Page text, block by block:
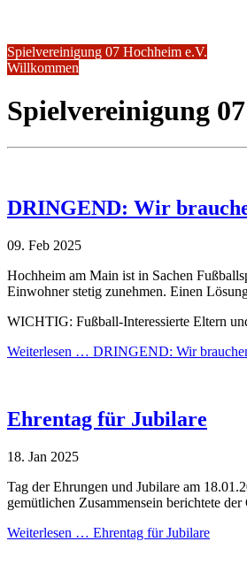
Spielvereinigung 07 Hochheim e.V.
Willkommen
Spielvereinigung
DRINGEND: Wir
09. Feb 2025
Hochheim am Main ist in Sachen
Einwohner stetig zunehmen. Einen
WICHTIG: Fußball-Interessierte Eltern
Weiterlesen … DRINGEND: Wir
Ehrentag für Jubilare
18. Jan 2025
Tag der Ehrungen und Jubilare am
gemütlichen Zusammensein berichtete
Weiterlesen … Ehrentag für Jubilare